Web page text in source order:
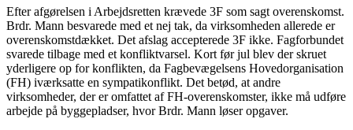
Efter afgørelsen i Arbejdsretten krævede 3F som sagt overenskomst.
Brdr. Mann besvarede med et nej tak, da virksomheden allerede er
overenskomstdækket. Det afslag accepterede 3F ikke. Fagforbundet
svarede tilbage med et konfliktvarsel. Kort før jul blev der skruet
yderligere op for konflikten, da Fagbevægelsens Hovedorganisation
(FH) iværksatte en sympatikonflikt. Det betød, at andre
virksomheder, der er omfattet af FH-overenskomster, ikke må udføre
arbejde på byggepladser, hvor Brdr. Mann løser opgaver.